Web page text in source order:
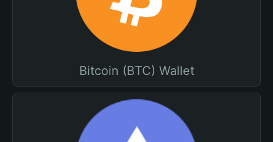
Bitcoin (BTC) Wallet